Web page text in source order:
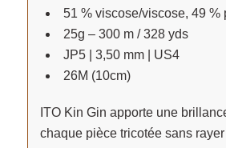
51 % viscose/viscose, 49 %
25g – 300 m / 328 yds
JP5 | 3,50 mm | US4
26M (10cm)
ITO Kin Gin apporte une
chaque pièce tricotée sans rayer